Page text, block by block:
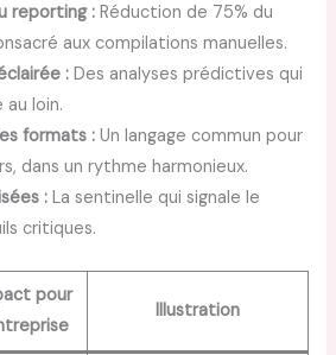
reporting : Réduction de 75% du
aux compilations manuelles.
: Des analyses prédictives qui
loin.
formats : Un langage commun pour
dans un rythme harmonieux.
: La sentinelle qui signale le
critiques.
pour
Illustration